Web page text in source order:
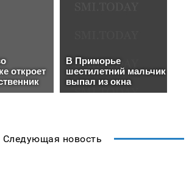
Следующая новость